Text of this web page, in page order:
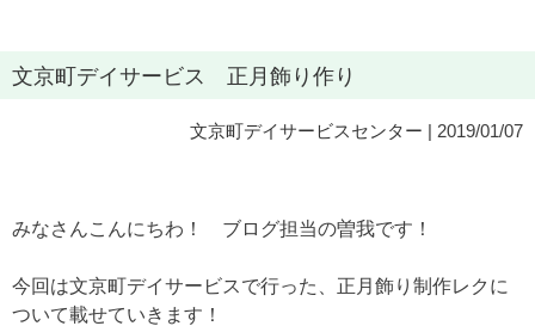
文京町デイサービス 正月飾り作り
文京町デイサービスセンター | 2019/01/07
みなさんこんにちわ！ ブログ担当の曽我です！
今回は文京町デイサービスで行った、正月飾り制作レクに
ついて載せていきます！